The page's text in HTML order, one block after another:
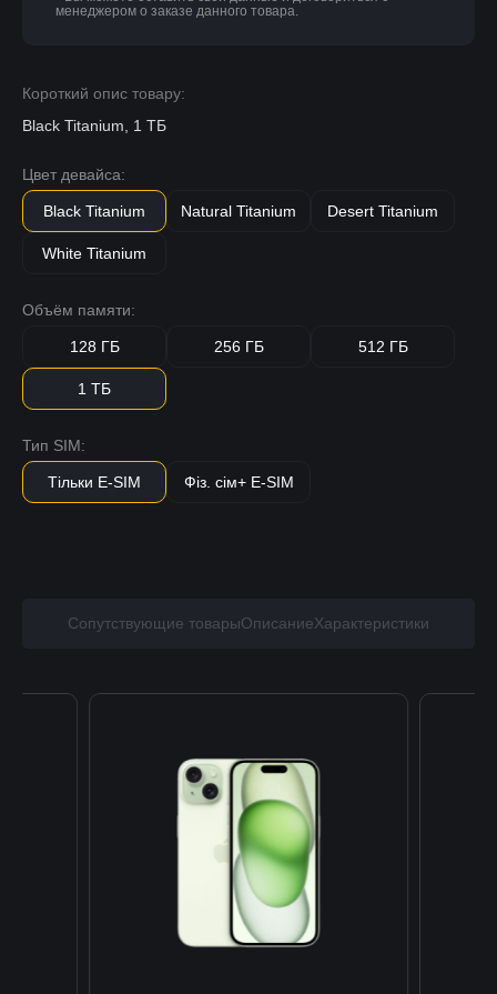
Короткий опис товару:
Black Titanium, 1 ТБ
Цвет девайса:
Black Titanium Natural Titanium Desert Titanium
White Titanium
Объём памяти:
128 ГБ 256 ГБ 512 ГБ
1 ТБ
Тип SIM:
Тільки E-SIM Фіз. сім+ E-SIM
менеджером о заказе данного товара.
Сопутствующие товарыОписаниеХарактеристики